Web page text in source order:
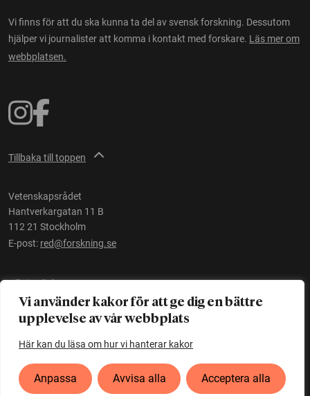
Vi använder kakor för att ge dig en bättre
upplevelse av vår webbplats
Här kan du läsa om hur vi hanterar kakor
Anpassa Avvisa alla Acceptera alla
Vi finns för att du ska kunna ta del av svensk forskning. Dessutom
hjälper vi journalister att komma i kontakt med forskare. Läs mer om
webbplatsen.
Tillbaka till toppen
Vetenskapsrådet
Hantverkargatan 11 B
112 21 Stockholm
E-post: red@forskning.se
Tillgänglighet
Ett initiativ avVetenskapsrådet